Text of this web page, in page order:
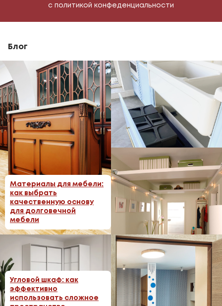
с политикой конфеденциальности
Блог
Материалы для мебели:
как выбрать
качественную основу
для долговечной
мебели
Фурнитура для мебели:
как выбрать
качественные
механизмы
Антресоли и верхние
секции: дополнительное
место для хранения
Угловой шкаф: как
эффективно
использовать сложное